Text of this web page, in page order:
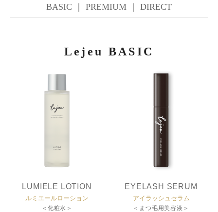
BASIC PREMIUM DIRECT
Lejeu BASIC
LUMIELE LOTION
ルミエールローション
＜化粧水＞
EYELASH SERUM
アイラッシュセラム
＜まつ毛用美容液＞